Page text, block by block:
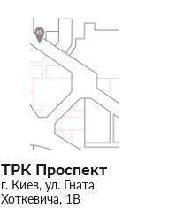
ТРК Проспект
г. Киев, ул. Гната
Хоткевича, 1В